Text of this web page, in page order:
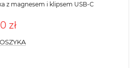
z magnesem i klipsem USB-C
zł